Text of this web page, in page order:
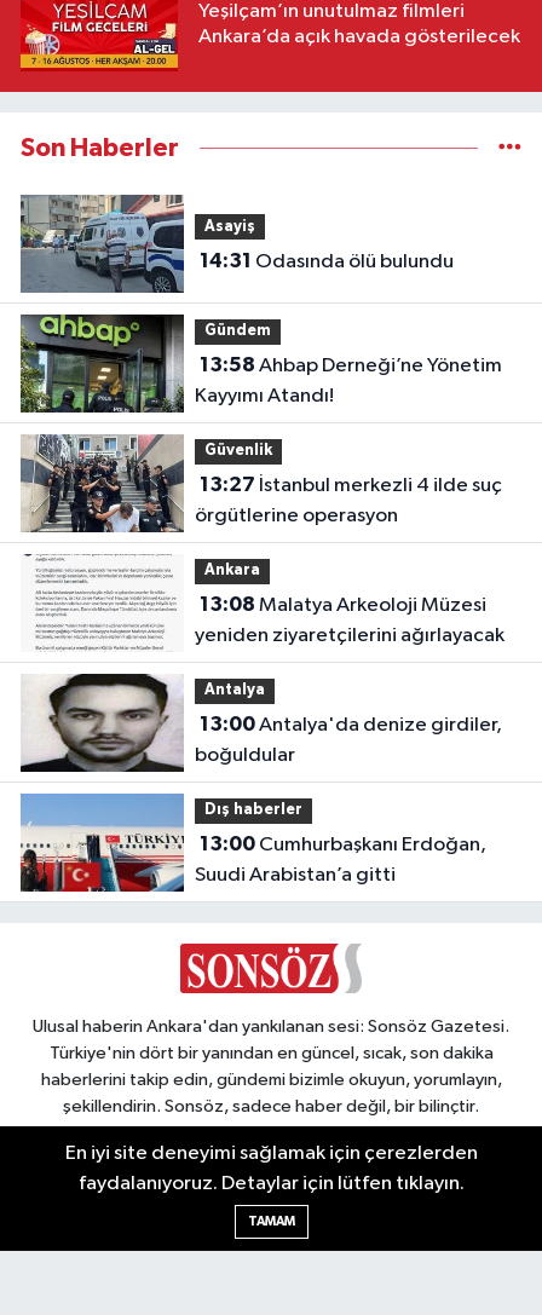
Yeşilçam’ın unutulmaz filmleri
Ankara’da açık havada gösterilecek
Son Haberler
Asayiş
14:31 Odasında ölü bulundu
Gündem
13:58
Kayyımı Atandı!
Güvenlik
13:27
örgütlerine operasyon
Ankara
13:08
yeniden ziyaretçilerini ağırlayacak
Antalya
13:00Antalya'da denize girdiler,
boğuldular
Dış haberler
13:00Cumhurbaşkanı Erdoğan,
Suudi Arabistan’a gitti
Ulusal haberin Ankara'dan yankılanan sesi: Sonsöz Gazetesi.
Türkiye'nin dört bir yanından en güncel, sıcak, son dakika
haberlerini takip edin, gündemi bizimle okuyun, yorumlayın,
şekillendirin. Sonsöz, sadece haber değil, bir bilinçtir.
Ankara Nöbetçi Eczaneler
En iyi site deneyimi sağlamak için çerezlerden
faydalanıyoruz. Detaylar için lütfen tıklayın.
TAMAM